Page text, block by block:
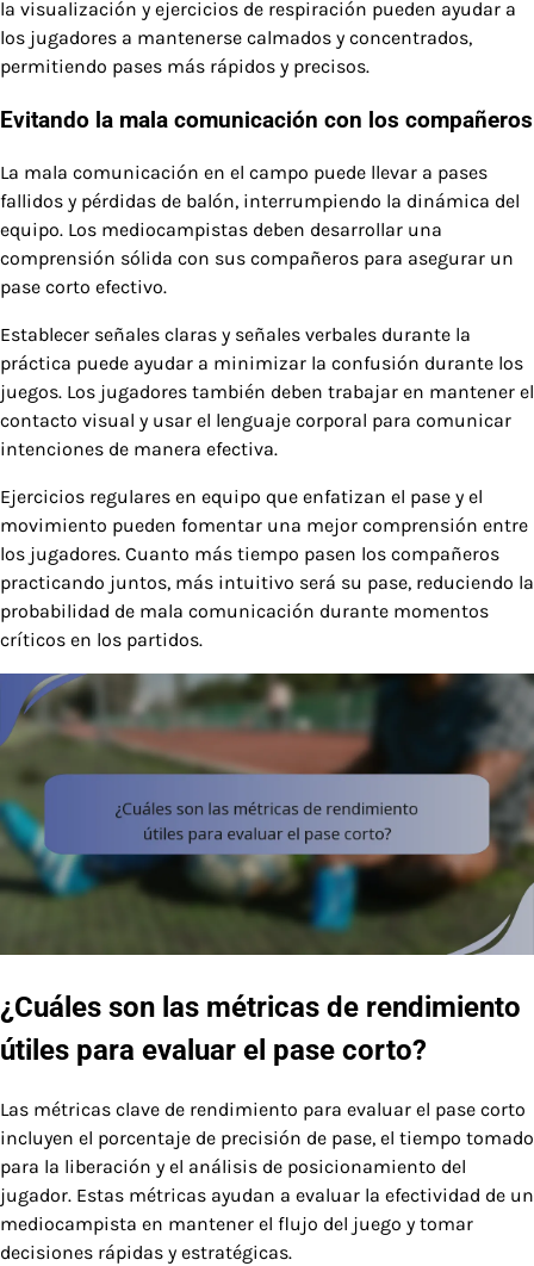
la visualización y ejercicios de respiración pueden ayudar a
los jugadores a mantenerse calmados y concentrados,
permitiendo pases más rápidos y precisos.
Evitando la mala comunicación con los compañeros
La mala comunicación en el campo puede llevar a pases
fallidos y pérdidas de balón, interrumpiendo la dinámica del
equipo. Los mediocampistas deben desarrollar una
comprensión sólida con sus compañeros para asegurar un
pase corto efectivo.
Establecer señales claras y señales verbales durante la
práctica puede ayudar a minimizar la confusión durante los
juegos. Los jugadores también deben trabajar en mantener el
contacto visual y usar el lenguaje corporal para comunicar
intenciones de manera efectiva.
Ejercicios regulares en equipo que enfatizan el pase y el
movimiento pueden fomentar una mejor comprensión entre
los jugadores. Cuanto más tiempo pasen los compañeros
practicando juntos, más intuitivo será su pase, reduciendo la
probabilidad de mala comunicación durante momentos
críticos en los partidos.
¿Cuáles son las métricas de rendimiento
útiles para evaluar el pase corto?
Las métricas clave de rendimiento para evaluar el pase corto
incluyen el porcentaje de precisión de pase, el tiempo tomado
para la liberación y el análisis de posicionamiento del
jugador. Estas métricas ayudan a evaluar la efectividad de un
mediocampista en mantener el flujo del juego y tomar
decisiones rápidas y estratégicas.